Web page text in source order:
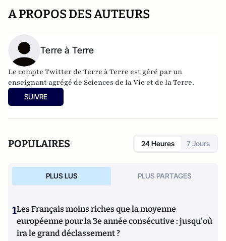
A PROPOS DES AUTEURS
Terre à Terre
Le compte Twitter de Terre à Terre est géré par un
enseignant agrégé de Sciences de la Vie et de la Terre.
SUIVRE
POPULAIRES 24 Heures 7 Jours
PLUS LUS PLUS PARTAGES
1Les Français moins riches que la moyenne
européenne pour la 3e année consécutive : jusqu'où
ira le grand déclassement ?